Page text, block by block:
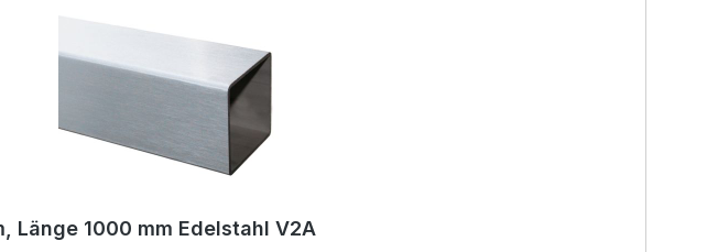
Länge 1000 mm Edelstahl V2A